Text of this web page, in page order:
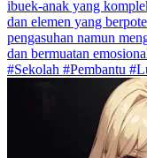
ibuek-anak yang
dan elemen yang
pengasuhan namun
dan bermuatan
#Sekolah #Pembantu